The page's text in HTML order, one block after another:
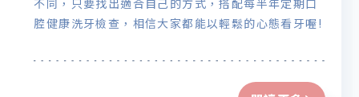
不同，只要找出適合自己的方式，搭配每半年定期口
腔健康洗牙檢查，相信大家都能以輕鬆的心態看牙喔!